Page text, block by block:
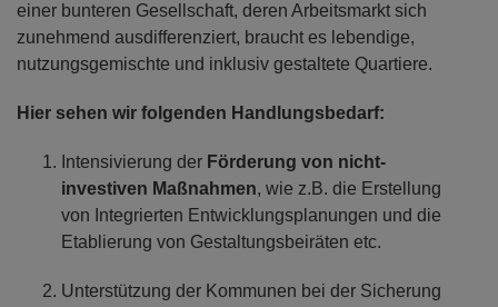
einer bunteren Gesellschaft, deren Arbeitsmarkt sich
zunehmend ausdifferenziert, braucht es lebendige,
nutzungsgemischte und inklusiv gestaltete Quartiere.
Hier sehen wir folgenden Handlungsbedarf:
Intensivierung der Förderung von nicht-
investiven Maßnahmen, wie z.B. die Erstellung
von Integrierten Entwicklungsplanungen und die
Etablierung von Gestaltungsbeiräten etc.
Unterstützung der Kommunen bei der Sicherung